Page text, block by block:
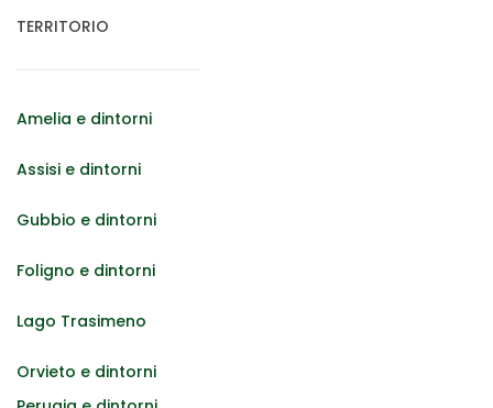
TERRITORIO
Amelia e dintorni
Assisi e dintorni
Gubbio e dintorni
Foligno e dintorni
Lago Trasimeno
Orvieto e dintorni